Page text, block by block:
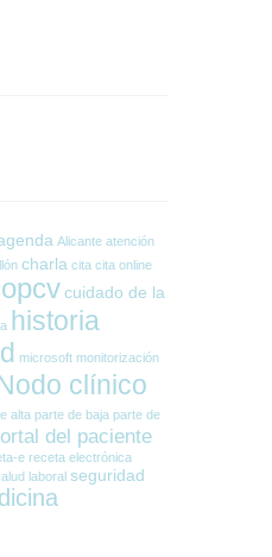
Alicante atención
charla cita cita online
cuidado de la
historia
microsoft monitorización
clínico
alta parte de baja parte de
del paciente
e receta electrónica
laboral seguridad